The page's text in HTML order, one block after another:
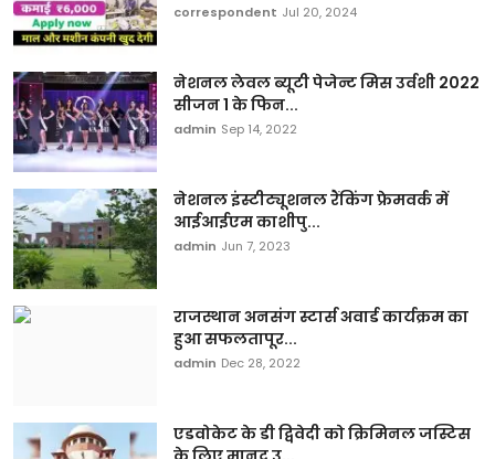
correspondent Jul 20, 2024
नेशनल लेवल ब्यूटी पेजेन्ट मिस उर्वशी 2022
सीजन 1 के फिन...
admin Sep 14, 2022
नेशनल इंस्टीट्यूशनल रैंकिंग फ्रेमवर्क में
आईआईएम काशीपु...
admin Jun 7, 2023
राजस्थान अनसंग स्टार्स अवार्ड कार्यक्रम का
हुआ सफलतापूर...
admin Dec 28, 2022
एडवोकेट के डी द्विवेदी को क्रिमिनल जस्टिस